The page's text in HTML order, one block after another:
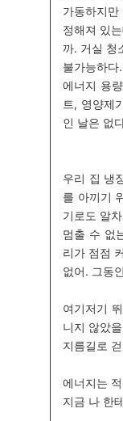
가동하지
정해져 있
까. 거실 청
불가능하
에너지 용
트, 영양제
인 날은 없
우리 집 냉
를 아끼기
기로도 알
멈출 수 없
리가 점점
없어. 그동
여기저기
니지 않았
지름길로
에너지는
지금 나 한